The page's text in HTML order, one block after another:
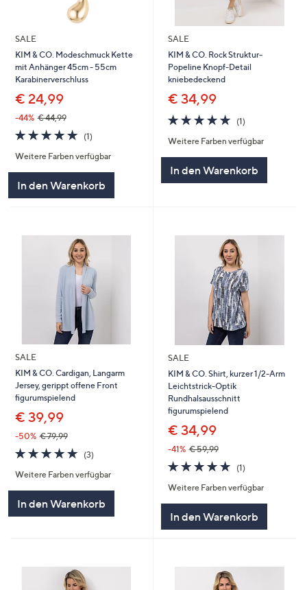
SALE
KIM & CO. Modeschmuck Kette
mit Anhänger 45cm - 55cm
Karabinerverschluss
€ 24,99
-44% € 44,99
5.0
von
5
(1)
Weitere Farben verfügbar
In den Warenkorb
SALE
KIM & CO. Rock Struktur-
Popeline Knopf-Detail
kniebedeckend
€ 34,99
5.0
von
5
(1)1
Weitere Farben verfügbar
In den Warenkorb
SALE
KIM & CO. Cardigan, Langarm
Jersey, gerippt offene Front
figurumspielend
€ 39,99
-50% € 79,99
5.0
von
5
(3)
Weitere Farben verfügbar
In den Warenkorb
SALE
KIM & CO. Shirt, kurzer 1/2-Arm
Leichtstrick-Optik
Rundhalsausschnitt
figurumspielend
€ 34,99
-41% € 59,99
5.0
von
5
(1)
Weitere Farben verfügbar
In den Warenkorb